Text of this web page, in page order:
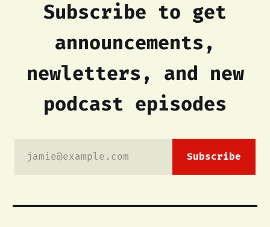
Subscribe to get
announcements,
newletters, and new
podcast episodes
jamie@example.com Subscribe